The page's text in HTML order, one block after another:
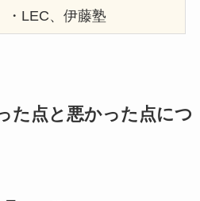
・LEC、伊藤塾
た点と悪かった点につ